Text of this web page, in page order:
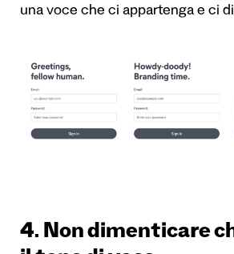
una voce che ci appartenga e ci
4. Non dimenticare